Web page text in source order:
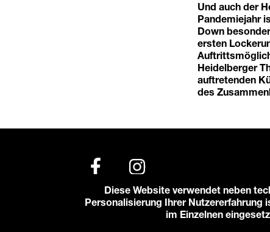
Und auch der
Pandemiejahr
Down
ersten
Heidelberger
auftretenden
des
© 2026 Karlstorbahnhof e.V.
Datenschutzerklärung
Diese Website verwendet neben
Personalisierung Ihrer Nutzererfahrung
im Einzelnen